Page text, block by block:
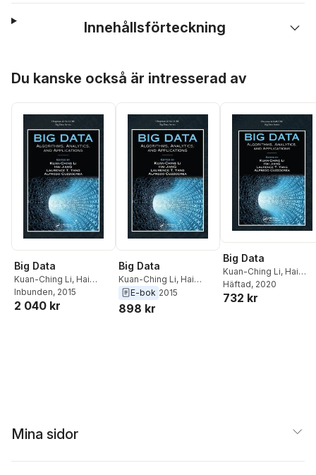
Innehållsförteckning
Du kanske också är intresserad av
Big Data
Kuan-Ching Li, Hai
Jiang,Laurence T.
Yang,Alfredo
Inbunden, 2015
2 040 kr
Big Data
Kuan-Ching Li, Hai
Jiang,Laurence T.
Yang, Alfredo
E-bok 2015
898 kr
Big Data
Kuan-Ching Li, Hai
Jiang,Laurence T.
Yang Alfredo
Häftad, 2020
732 kr
Mina sidor